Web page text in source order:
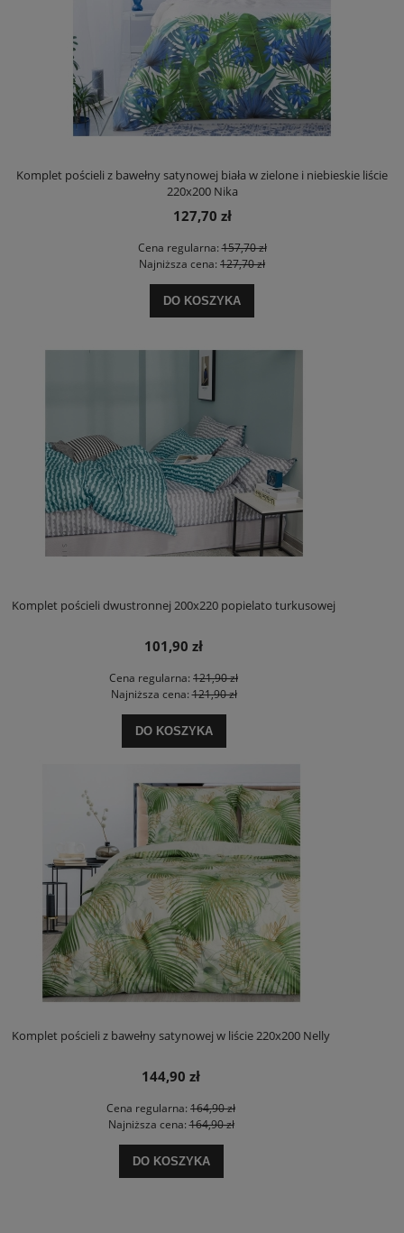
Komplet pościeli z bawełny satynowej biała w zielone i niebieskie liście
220x200 Nika
127,70 zł
Cena regularna:157,70 zł
Najniższa cena: 127,70 zł
DO KOSZYKA
Komplet pościeli dwustronnej 200x220 popielato turkusowej
101,90 zł
Cena regularna: 121,90 zł
Najniższa cena:121,90 zł
DO KOSZYKA
Komplet pościeli z bawełny satynowej w liście 220x200 Nelly
144,90 zł
Cena regularna: 164,90 zł
Najniższa cena:164,90 zł
DO KOSZYKA